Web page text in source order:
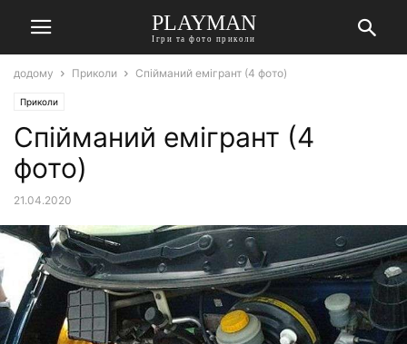
PLAYMAN
Ігри та фото приколи
додому Приколи Спійманий емігрант (4 фото)
Приколи
Спійманий емігрант (4
фото)
21.04.2020